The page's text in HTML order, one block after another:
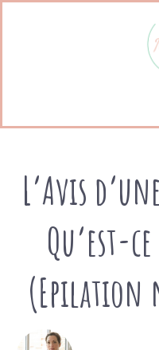
L’Avis
Qu’est-
(Epilation